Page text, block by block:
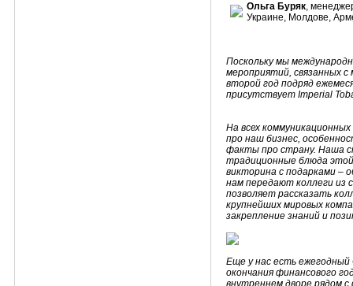
Ольга Буряк,
Украине, Молдове,
Поскольку мы
мероприятий, связанных
второй год подряд
присутствует Imperial
На всех
про наш бизнес,
факты про страну. Наша
традиционные блюда
викторина с подарками –
нам передают коллеги из
позволяет рассказать
крупнейших мировых
закрепление знаний и
Еще у нас есть ежегодный
окончания финансового
внутреннем дворе рядом